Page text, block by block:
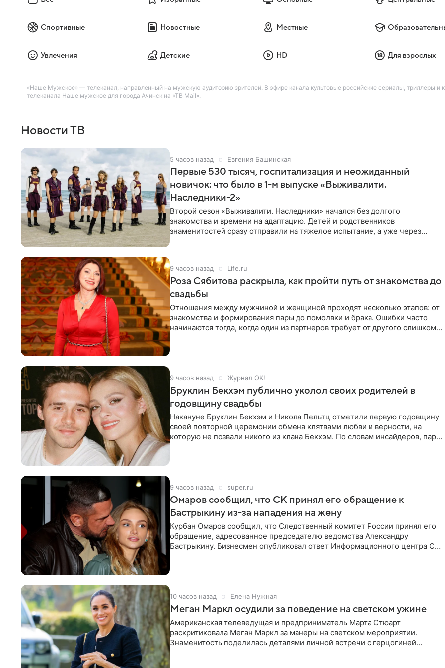
Спортивные Новостные Местные
Увлечения Детские HD Для взрослых
«Наше Мужское» — телеканал, направленный на мужскую аудиторию зрителей. В эфире канала культовые российские сериалы, триллеры
телеканала Наше мужское для города Ачинск на «ТВ Mail».
Новости ТВ
5 часов назад Евгения Башинская
Первые 530 тысяч, госпитализация и неожиданный
новичок: что было в 1-м выпуске «Выживалити.
Наследники-2»
Второй сезон «Выживалити. Наследники» начался без долгого
знакомства и времени на адаптацию. Детей и родственников
знаменитостей сразу отправили на тяжелое испытание, а уже через
9 часов назад Life.ru
Роза Сябитова раскрыла, как пройти путь от знакомства до
свадьбы
Отношения между мужчиной и женщиной проходят несколько этапов: от
знакомства и формирования пары до помолвки и брака. Ошибки часто
начинаются тогда, когда один из партнеров требует от другого слишком
9 часов назад Журнал OK!
Бруклин Бекхэм публично уколол своих родителей в
годовщину свадьбы
Накануне Бруклин Бекхэм и Никола Пельтц отметили первую годовщину
своей повторной церемонии обмена клятвами любви и верности, на
которую не позвали никого из клана Бекхэм. По словам инсайдеров, пара
9 часов назад super.ru
Омаров сообщил, что СК принял его обращение к
Бастрыкину из-за нападения на жену
Курбан Омаров сообщил, что Следственный комитет России принял его
обращение, адресованное председателю ведомства Александру
Бастрыкину. Бизнесмен опубликовал ответ Информационного центра СК
10 часов назад Елена Нужная
Меган Маркл осудили за поведение на светском ужине
Американская телеведущая и предприниматель Марта Стюарт
раскритиковала Меган Маркл за манеры на светском мероприятии.
Знаменитость поделилась деталями личной встречи с герцогиней